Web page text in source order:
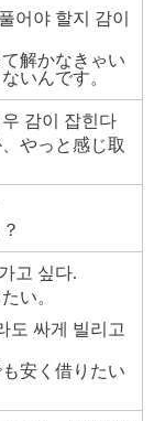
어야 할지 감이
解かなきゃい
いんです。
감이 잡힌다
やっと感じ取
고 싶다.
い。
도 싸게 빌리고
安く借りたい